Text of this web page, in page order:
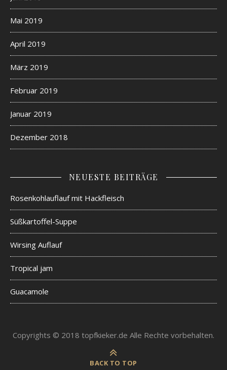
Mai 2019
April 2019
März 2019
Februar 2019
Januar 2019
Dezember 2018
NEUESTE BEITRÄGE
Rosenkohlauflauf mit Hackfleisch
Süßkartoffel-Suppe
Wirsing Auflauf
Tropical jam
Guacamole
Copyrights © 2018 topfkieker.de Alle Rechte vorbehalten.
BACK TO TOP